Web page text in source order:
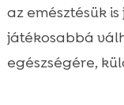
az emésztésük
játékosabbá
egészségére,